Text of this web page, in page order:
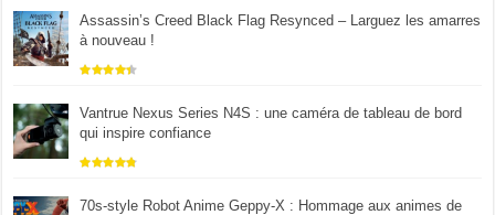
Assassin’s Creed Black Flag Resynced – Larguez les amarres
à nouveau !
Vantrue Nexus Series N4S : une caméra de tableau de bord
qui inspire confiance
70s-style Robot Anime Geppy-X : Hommage aux animes de